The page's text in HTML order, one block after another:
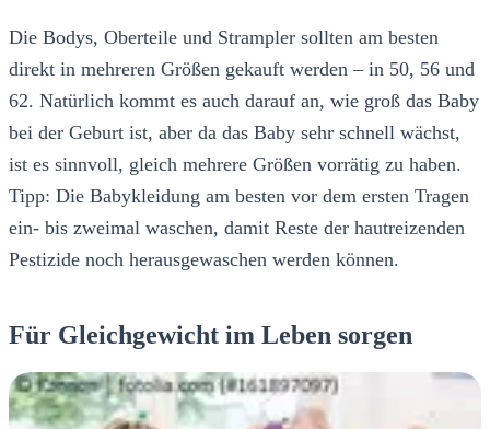
Die Bodys, Oberteile und Strampler sollten am besten
direkt in mehreren Größen gekauft werden – in 50, 56 und
62. Natürlich kommt es auch darauf an, wie groß das Baby
bei der Geburt ist, aber da das Baby sehr schnell wächst,
ist es sinnvoll, gleich mehrere Größen vorrätig zu haben.
Tipp: Die Babykleidung am besten vor dem ersten Tragen
ein- bis zweimal waschen, damit Reste der hautreizenden
Pestizide noch herausgewaschen werden können.
Für Gleichgewicht im Leben sorgen